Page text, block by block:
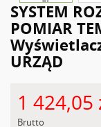
SYSTEM
POMIAR
URZĄD
1 424,05
Brutto